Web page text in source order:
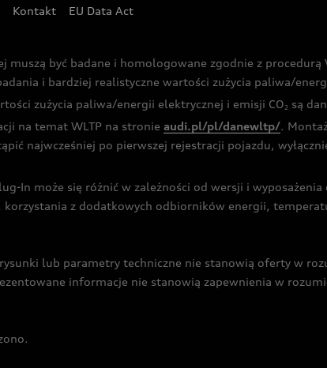
Kontakt EU Data Act
być badane i homologowane zgodnie z procedurą
i bardziej realistyczne wartości zużycia paliwa/
zużycia paliwa/energii elektrycznej i emisji CO2 są
na temat WLTP na stronie audi.pl/pl/danewltp/.
najwcześniej po pierwszej rejestracji pojazdu,
In może się różnić w zależności od wersji i wyposażenia
z dodatkowych odbiorników energii,
lub parametry techniczne nie stanowią oferty w
informacje nie stanowią zapewnienia w